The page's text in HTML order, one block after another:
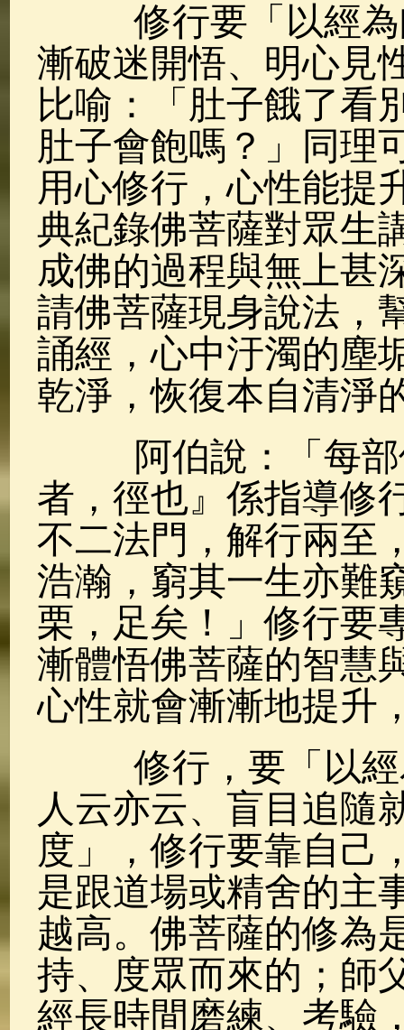
修行要「以經為
漸破迷開悟、明心見
比喻：「肚子餓了看
肚子會飽嗎？」同理
用心修行，心性能提
典紀錄佛菩薩對眾生
成佛的過程與無上甚
請佛菩薩現身說法，
誦經，心中汙濁的塵
乾淨，恢復本自清淨
阿伯說：「每部
者，徑也』係指導修
不二法門，解行兩至
浩瀚，窮其一生亦難
栗，足矣！」修行要
漸體悟佛菩薩的智慧
心性就會漸漸地提升
修行，要「以經
人云亦云、盲目追隨
度」，修行要靠自己
是跟道場或精舍的主
越高。佛菩薩的修為
持、度眾而來的；師
經長時間磨練、考驗